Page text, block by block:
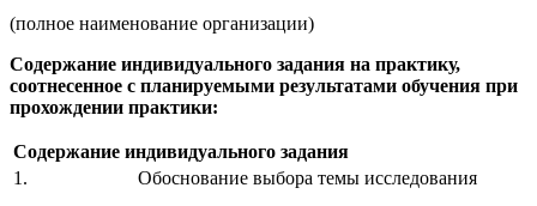
(полное наименование организации)
Содержание индивидуального задания на практику,
соотнесенное с планируемыми результатами обучения при
прохождении практики:
Содержание индивидуального задания
1. Обоснование выбора темы исследования